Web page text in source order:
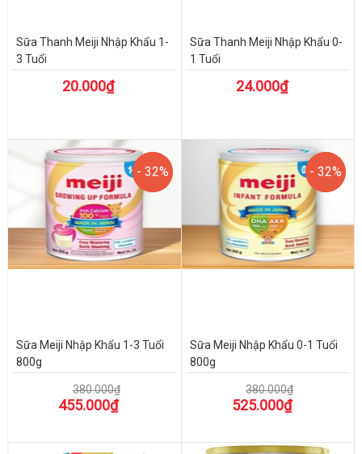
Sữa Thanh Meiji Nhập Khẩu 1-
3 Tuổi
20.000₫
Sữa Thanh Meiji Nhập Khẩu 0-
1 Tuổi
24.000₫
- 32%
Sữa Meiji Nhập Khẩu 1-3 Tuổi
800g
380.000₫
455.000₫
- 32% - 32%
Sữa Meiji Nhập Khẩu 0-1 Tuổi
800g
380.000₫
525.000₫
- 32%